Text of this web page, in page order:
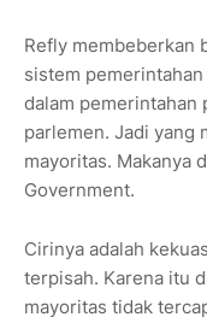
Refly membeberkan
sistem
dalam pemerintahan
parlemen. Jadi yang
mayoritas. Makanya
Government.
Cirinya adalah
terpisah. Karena itu
mayoritas tidak